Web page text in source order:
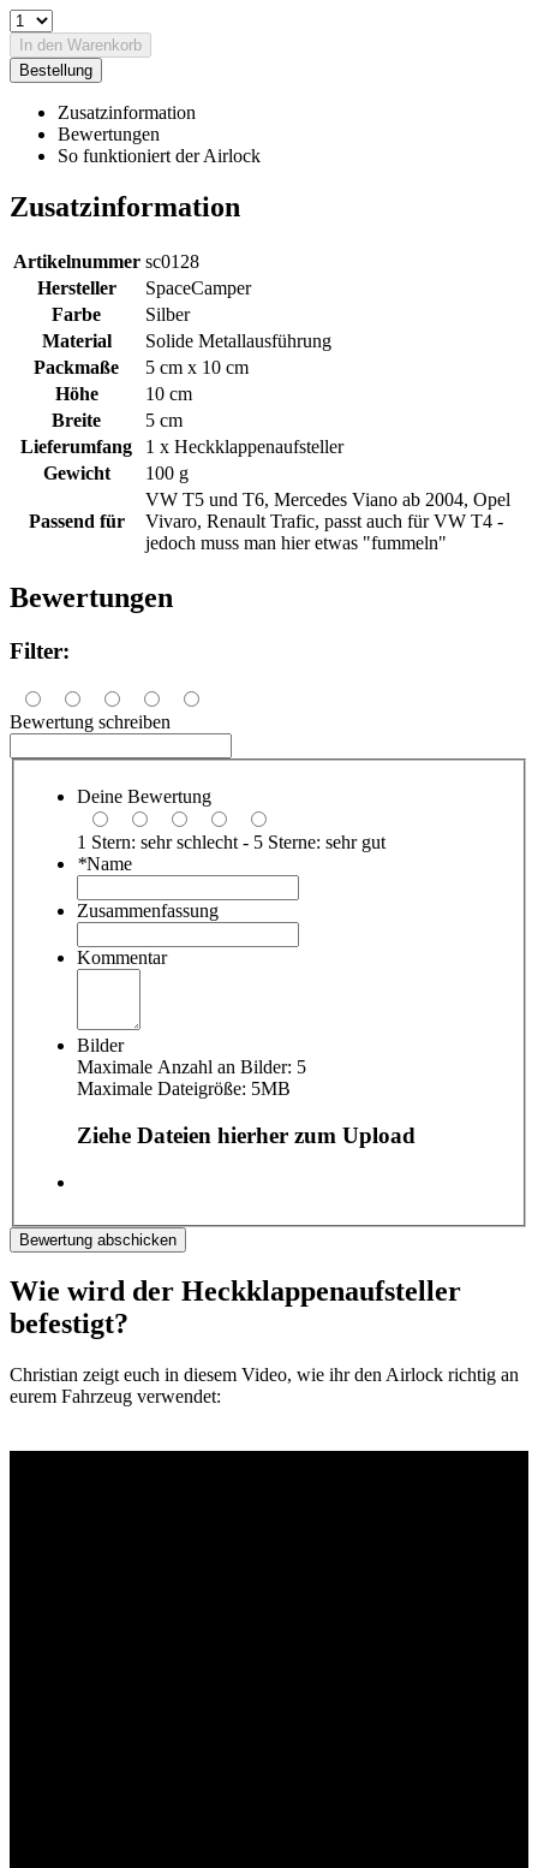
In den Warenkorb
Bestellung
Zusatzinformation
Bewertungen
So funktioniert der Airlock
Zusatzinformation
Artikelnummer sc0128
Hersteller
SpaceCamper
Farbe
Silber
Material
Solide Metallausführung
Packmaße
5 cm x 10 cm
Höhe
10 cm
Breite
5 cm
Lieferumfang
1 x Heckklappenaufsteller
Gewicht
100 g
Passend für
VW T5 und T6, Mercedes Viano ab 2004, Opel
Vivaro, Renault Trafic, passt auch für VW T4 -
jedoch muss man hier etwas "fummeln"
Bewertungen
Filter:
Bewertung schreiben
Deine Bewertung
1 Stern: sehr schlecht - 5 Sterne: sehr gut
*Name
Zusammenfassung
Kommentar
Bilder
Maximale Anzahl an Bilder: 5
Maximale Dateigröße: 5MB
Ziehe Dateien hierher zum Upload
Bewertung abschicken
Wie wird der Heckklappenaufsteller
befestigt?
Christian zeigt euch in diesem Video, wie ihr den Airlock richtig an
eurem Fahrzeug verwendet: